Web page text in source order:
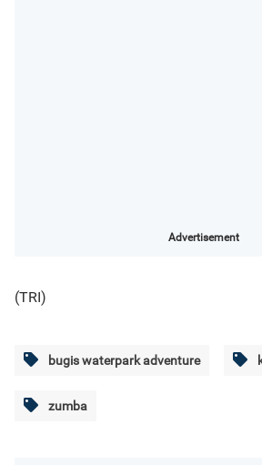
Advertisement
(TRI)
bugis waterpark adventure
zumba